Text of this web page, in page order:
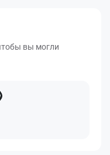
вы могли